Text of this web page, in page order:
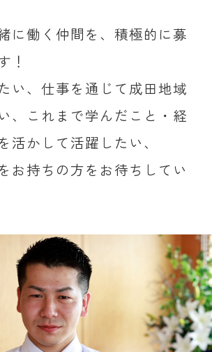
に働く仲間を、積極的に募
！
い、仕事を通じて成田地域
、これまで学んだこと・経
活かして活躍したい、
お持ちの方をお待ちしてい